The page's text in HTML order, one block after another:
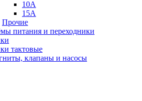
10А
15А
Прочие
питания и переходники
тактовые
клапаны и насосы